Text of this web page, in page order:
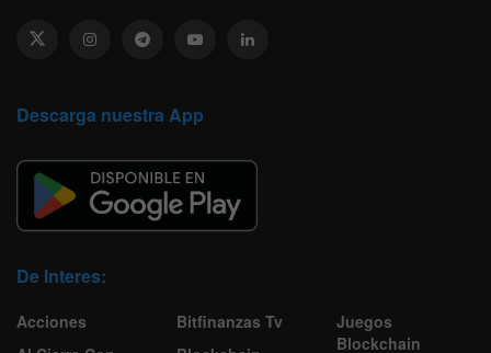
Descarga nuestra App
De Interes:
Acciones
Bitfinanzas Tv
Juegos
Blockchain